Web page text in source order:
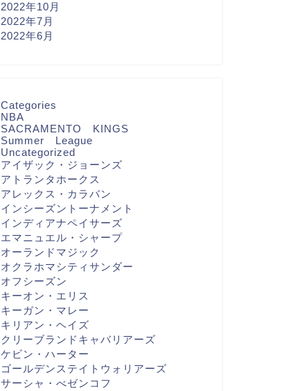
2022年10月
2022年7月
2022年6月
Categories
NBA
SACRAMENTO KINGS
Summer League
Uncategorized
アイザック・ジョーンズ
アトランタホークス
アレックス・カラバン
インシーズントーナメント
インディアナペイサーズ
エマニュエル・シャープ
オーランドマジック
オクラホマシティサンダー
オフシーズン
キーオン・エリス
キーガン・マレー
キリアン・ヘイズ
クリーブランドキャバリアーズ
ケビン・ハーター
ゴールデンステイトウォリアーズ
サーシャ・べゼンコフ